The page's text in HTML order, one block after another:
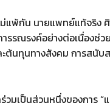
พ้กัน นายแพทย์แท้จริง ศิ
รณรงค์อย่างต่อเนื่องช่ว
นทุนทางสังคม การสนับส
มเป็นส่วนหนึ่งของการ